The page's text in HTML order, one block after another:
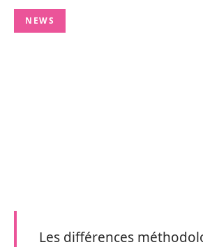
NEWS
Les différences